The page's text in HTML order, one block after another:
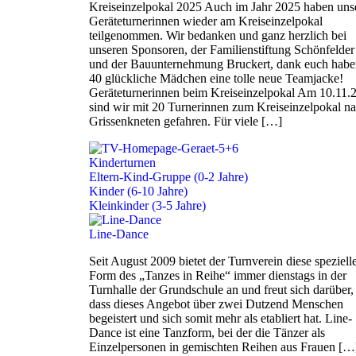
Kreiseinzelpokal 2025 Auch im Jahr 2025 haben
Geräteturnerinnen wieder am Kreiseinzelpokal
teilgenommen. Wir bedanken und ganz herzlich bei
unseren Sponsoren, der Familienstiftung Schönfelder
und der Bauunternehmung Bruckert, dank euch
40 glückliche Mädchen eine tolle neue Teamjacke!
Geräteturnerinnen beim Kreiseinzelpokal Am
sind wir mit 20 Turnerinnen zum Kreiseinzelpokal
Grissenkneten gefahren. Für viele […]
Kinderturnen
Eltern-Kind-Gruppe (0-2 Jahre)
Kinder (6-10 Jahre)
Kleinkinder (3-5 Jahre)
Line-Dance
Seit August 2009 bietet der Turnverein diese
Form des „Tanzes in Reihe“ immer dienstags in der
Turnhalle der Grundschule an und freut sich darüber,
dass dieses Angebot über zwei Dutzend Menschen
begeistert und sich somit mehr als etabliert hat. Line-
Dance ist eine Tanzform, bei der die Tänzer als
Einzelpersonen in gemischten Reihen aus Frauen